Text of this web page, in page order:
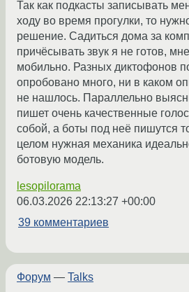
Так как подкасты записывать
ходу во время прогулки, то
решение. Садиться дома за
причёсывать звук я не готов,
мобильно. Разных диктофонов
опробовано много, ни в каком
не нашлось. Параллельно
пишет очень качественные
собой, а боты под неё пишутся
целом нужная механика
ботовую модель.
lesopilorama
06.03.2026 22:13:27 +00:00
39 комментариев
Форум — Talks